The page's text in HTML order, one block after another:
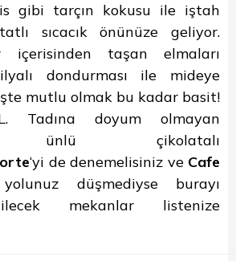
gibi tarçın kokusu ile iştah
sıcacık önünüze geliyor.
içerisinden taşan elmaları
dondurması ile mideye
mutlu olmak bu kadar basit!
Tadına doyum olmayan
ünlü çikolatalı
‘yi de denemelisiniz ve Cafe
düşmediyse burayı
mekanlar listenize